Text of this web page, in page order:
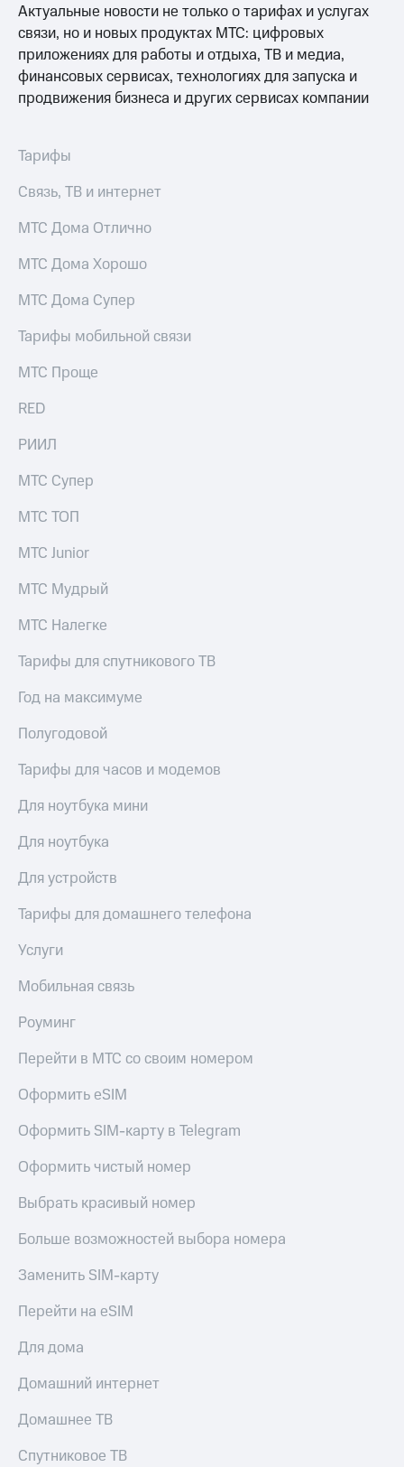
Достижения
Интервью
Финансовая
Новости
в
регионе
и акционерам
Корпоративное
секретарь
информации
Собрания
акционеров
Личный
кабинет
акционера
Акционерный
капитал
Контроль
аудит
акций
Описание
приобретения
выкупа
Дивиденды
Рынок
облигаций
Описание
Еврооблигации-2023
о
Другое
Контакты
деловая этика
Актуальные новости не только о тарифах и услугах
связи, но и новых продуктах МТС: цифровых
приложениях для работы и отдыха, ТВ и медиа,
финансовых сервисах, технологиях для запуска и
продвижения бизнеса и других сервисах компании
Тарифы
Связь, ТВ и интернет
МТС Дома Отлично
МТС Дома Хорошо
МТС Дома Супер
Тарифы мобильной связи
МТС Проще
RED
РИИЛ
МТС Супер
МТС ТОП
МТС Junior
МТС Мудрый
МТС Налегке
Тарифы для спутникового ТВ
Год на максимуме
Полугодовой
Тарифы для часов и модемов
Для ноутбука мини
Для ноутбука
Для устройств
Тарифы для домашнего телефона
Услуги
Мобильная связь
Роуминг
Перейти в МТС со своим номером
Оформить eSIM
Оформить SIM-карту в Telegram
Оформить чистый номер
Выбрать красивый номер
Больше возможностей выбора номера
Заменить SIM-карту
Перейти на eSIM
Для дома
Домашний интернет
Домашнее ТВ
Спутниковое ТВ